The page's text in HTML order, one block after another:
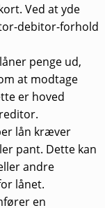
Ved at yde
debitor-forhold
penge ud,
at modtage
er hoved
lån kræver
pant. Dette kan
andre
lånet.
en